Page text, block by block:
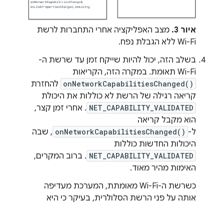
איור 3.
מצב האפליקציה אחרי התחברות לרשת
Wi-Fi ללא הגבלת נפח.
בשלב הזה, יכול להיות שייקח זמן עד שרשת ה-
Wi-Fi תאומת. במקרה הזה, הקריאות
onNetworkCapabilitiesChanged() להחזרת
קריאה רגילה של הרשת לא כוללות את היכולת
NET_CAPABILITY_VALIDATED . אחרי זמן קצר,
הוא מקבל קריאה
ל- onNetworkCapabilitiesChanged() , שבה
היכולות החדשות כוללות
NET_CAPABILITY_VALIDATED . ברוב המקרים,
האימות מהיר מאוד.
כשרשת ה-Wi-Fi מאומתת, המערכת מעדיפה
אותה על פני הרשת הסלולרית, בעיקר כי היא